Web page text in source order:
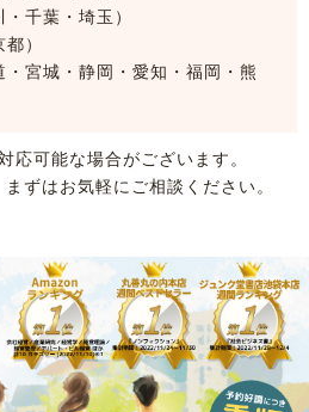
千葉・埼玉）
）
宮城・静岡・愛知・福岡・熊
応可能な場合がございます。
まずはお気軽にご相談ください。